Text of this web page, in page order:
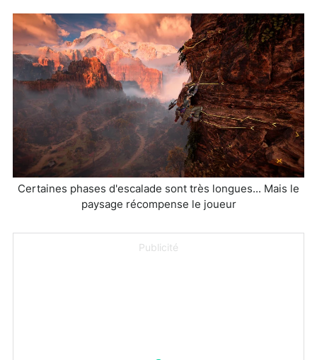
Certaines phases d'escalade sont très longues... Mais le
paysage récompense le joueur
Publicité